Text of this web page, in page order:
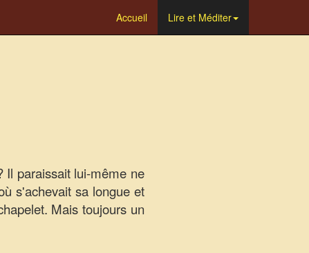
Accueil Lire et Méditer
Il paraissait lui-même ne
s'achevaitsa longue et
Mais toujours un